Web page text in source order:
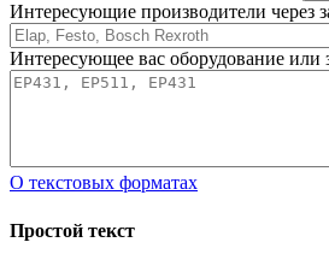
Интересующие производители через
Интересующее вас оборудование или
О текстовых форматах
Простой текст